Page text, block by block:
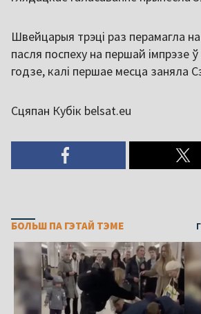
Швейцарыя трэці раз перамагла
пасля поспеху на першай імпрэзе ў
годзе, калі першае месца заняла
Сцяпан Кубік belsat.eu
БОЛЬШ ПА ГЭТАЙ ТЭМЕ